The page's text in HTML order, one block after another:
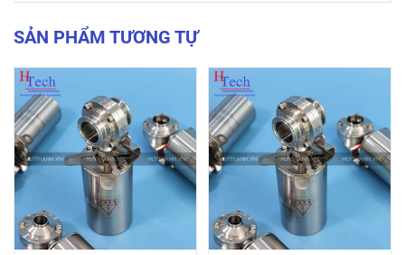
SẢN PHẨM TƯƠNG TỰ